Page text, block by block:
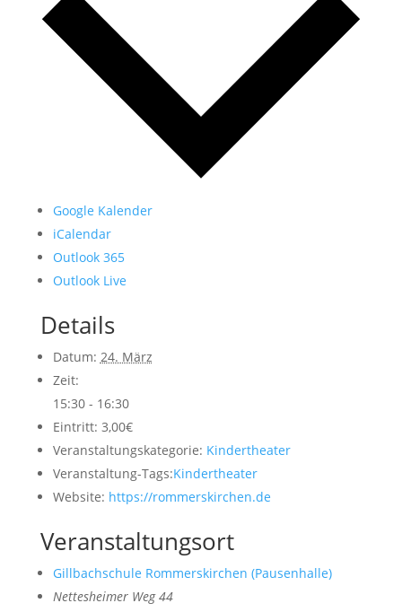
Google Kalender
iCalendar
Outlook 365
Outlook Live
Details
Datum: 24. März
Zeit:
15:30 - 16:30
Eintritt: 3,00€
Veranstaltungskategorie: Kindertheater
Veranstaltung-Tags:Kindertheater
Website: https://rommerskirchen.de
Veranstaltungsort
Gillbachschule Rommerskirchen (Pausenhalle)
Nettesheimer Weg 44